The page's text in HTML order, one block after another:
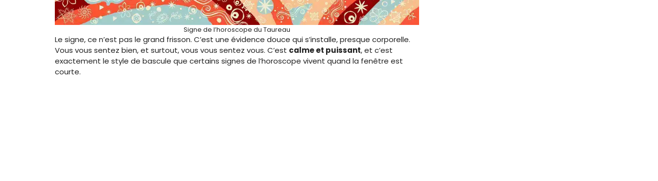
Signe de l’horoscope du Taureau
Le signe, ce n’est pas le grand frisson. C’est une évidence douce qui s’installe, presque corporelle.
Vous vous sentez bien, et surtout, vous vous sentez vous. C’est calme et puissant, et c’est
exactement le style de bascule que certains signes de l’horoscope vivent quand la fenêtre est
courte.